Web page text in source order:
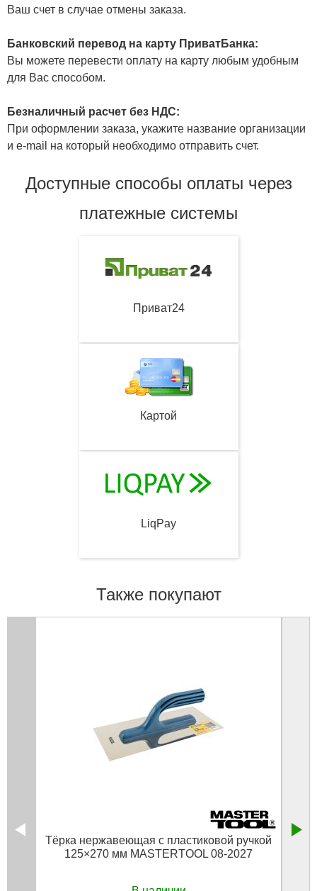
Ваш счет в случае отмены заказа.
Банковский перевод на карту ПриватБанка:
Вы можете перевести оплату на карту любым удобным
для Вас способом.
Безналичный расчет без НДС:
При оформлении заказа, укажите название организации
и e-mail на который необходимо отправить счет.
Доступные способы оплаты через
платежные системы
Приват24
Картой
LiqPay
Также покупают
Тёрка нержавеющая с пластиковой ручкой
125×270 мм MASTERTOOL 08-2027